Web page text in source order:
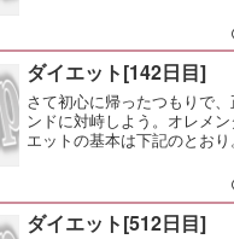
ご近所呑み間食：メモ：今
会。 昼間のうちに走ってお
ダイエット[142日目]
さて初心に帰ったつもりで
ンドに対峙しよう。オレメ
エットの基本は下記のとお
腹だと思い込む。３．食べ
になったと思い込む。４．
を呑み、食べたいものを食...
ダイエット[512日目]